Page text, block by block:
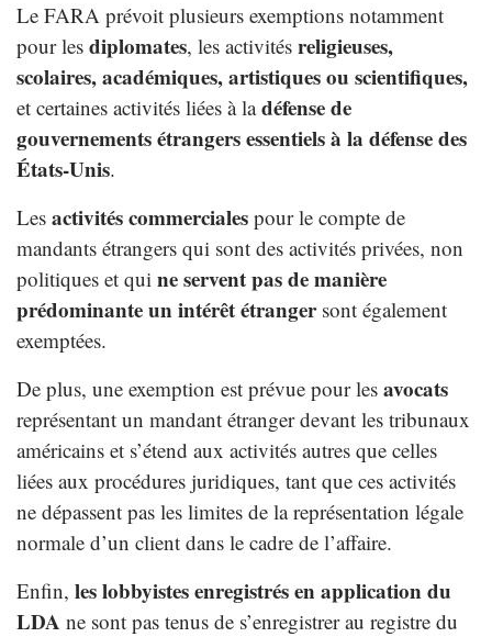
Le FARA prévoit plusieurs exemptions notamment
pour les diplomates, les activités religieuses,
scolaires, académiques, artistiques ou scientifiques,
et certaines activités liées à ladéfense de
gouvernements étrangers essentiels à la défense des
États-Unis.
Les activités commerciales pour le compte de
mandants étrangers qui sont des activités privées, non
politiques et qui ne servent pas de manière
prédominante un intérêt étranger sont également
exemptées.
De plus, une exemption est prévue pour les avocats
représentant un mandant étranger devant les tribunaux
américains et s’étend aux activités autres que celles
liées aux procédures juridiques, tant que ces activités
ne dépassent pas les limites de la représentation légale
normale d’un client dans le cadre de l’affaire.
Enfin, les lobbyistes enregistrés en application du
LDA ne sont pas tenus de s’enregistrer au registre du